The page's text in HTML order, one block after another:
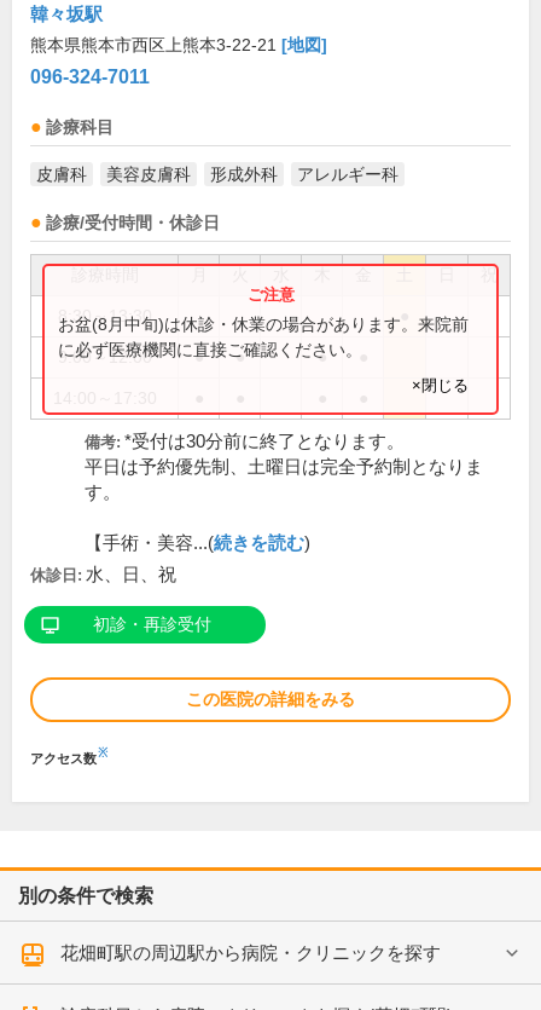
韓々坂駅
熊本県熊本市西区上熊本3-22-21 [地図]
096-324-7011
診療科目
皮膚科 美容皮膚科 形成外科 アレルギー科
診療/受付時間・休診日
祝
8:30～13:30
9:00～12:00 ● ● ●
お盆(8月中旬)は休診・休業の場合があります。来院前
に必ず医療機関に直接ご確認ください。
×閉じる
備考: *受付は30分前に終了となります。
平日は予約優先制、土曜日は完全予約制となりま
す。
【手術・美容...(続きを読む)
休診日: 水、日、祝
初診・再診受付
この医院の詳細をみる
アクセス数※
別の条件で検索
花畑町駅の周辺駅から病院・クリニックを探す